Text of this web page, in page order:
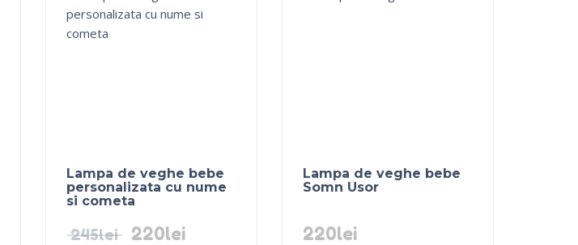
Lampa de veghe bebe
personalizata cu nume
si cometa
245lei 220lei
Lampa de veghe bebe
Somn Usor
220lei